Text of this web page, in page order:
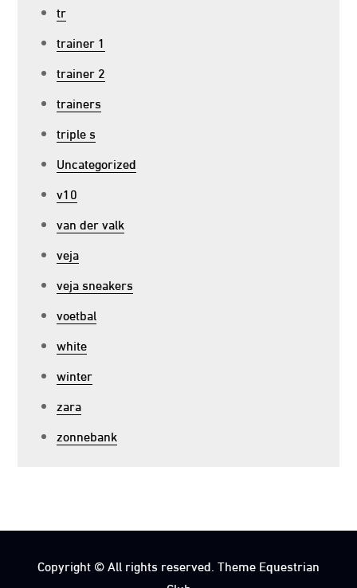
tr
trainer 1
trainer 2
trainers
triple s
Uncategorized
v10
van der valk
veja
veja sneakers
voetbal
white
winter
zara
zonnebank
Copyright © All rights reserved. Theme Equestrian